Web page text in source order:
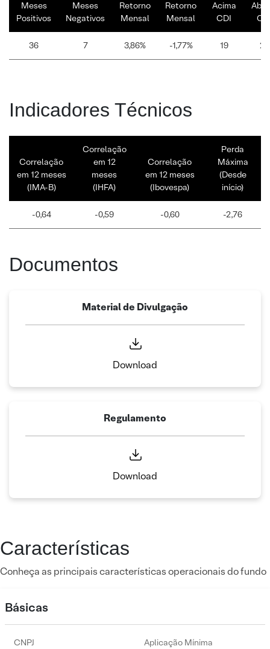
Meses
Positivos
Meses
Negativos
Retorno
Mensal
Retorno
Mensal
Acima
CDI
36 7 3,86% -1,77% 19 24
Indicadores Técnicos
Correlação
em 12 meses
(IMA-B)
Correlação
em 12
meses
(IHFA)
Correlação
em 12 meses
(Ibovespa)
Perda
Máxima
(Desde
início)
-0,64 -0,59 -0,60 -2,76
Documentos
Material de Divulgação
Download
Regulamento
Download
Características
Conheça as principais características operacionais do fundo
Básicas
CNPJ Aplicação Mínima